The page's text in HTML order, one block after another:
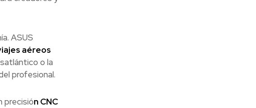
ASUS
aéreos
o la
profesional.
precisión CNC